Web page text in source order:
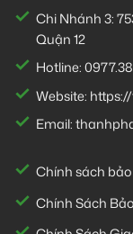
Chi Nhánh 3:
Quận 12
Hotline:
Website:
Email:
Chính sách
Chính Sách